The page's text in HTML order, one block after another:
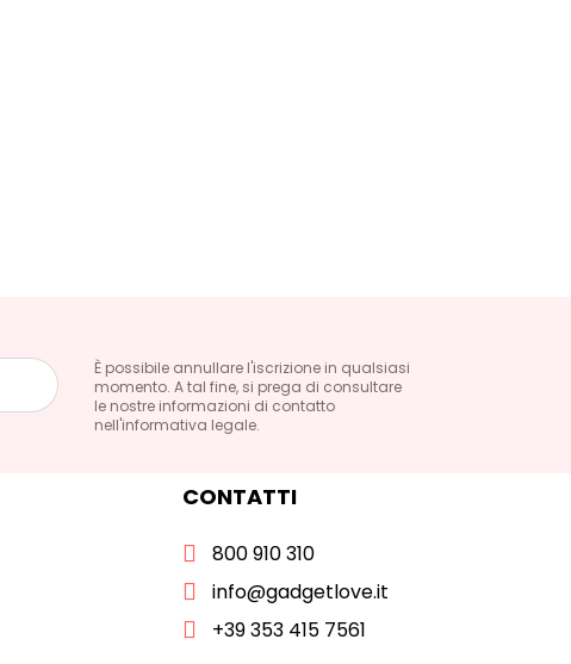
È possibile annullare l'iscrizione in qualsiasi
momento. A tal fine, si prega di consultare
le nostre informazioni di contatto
nell'informativa legale.
CONTATTI
800 910 310
info@gadgetlove.it
+39 353 415 7561